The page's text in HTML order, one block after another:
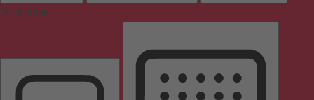
Orientation